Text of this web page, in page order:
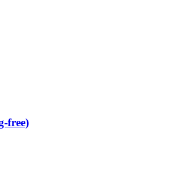
free)